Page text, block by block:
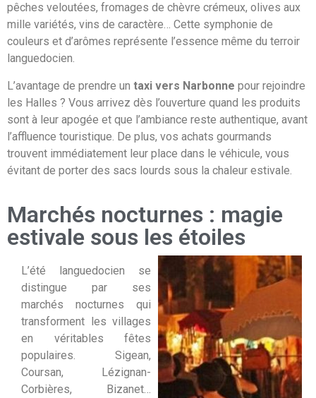
pêches veloutées, fromages de chèvre crémeux, olives aux
mille variétés, vins de caractère… Cette symphonie de
couleurs et d’arômes représente l’essence même du terroir
languedocien.
L’avantage de prendre un taxi vers Narbonne pour rejoindre
les Halles ? Vous arrivez dès l’ouverture quand les produits
sont à leur apogée et que l’ambiance reste authentique, avant
l’affluence touristique. De plus, vos achats gourmands
trouvent immédiatement leur place dans le véhicule, vous
évitant de porter des sacs lourds sous la chaleur estivale.
Marchés nocturnes : magie
estivale sous les étoiles
L’été languedocien se
distingue par ses
marchés nocturnes qui
transforment les villages
en véritables fêtes
populaires. Sigean,
Coursan, Lézignan-
Corbières, Bizanet…